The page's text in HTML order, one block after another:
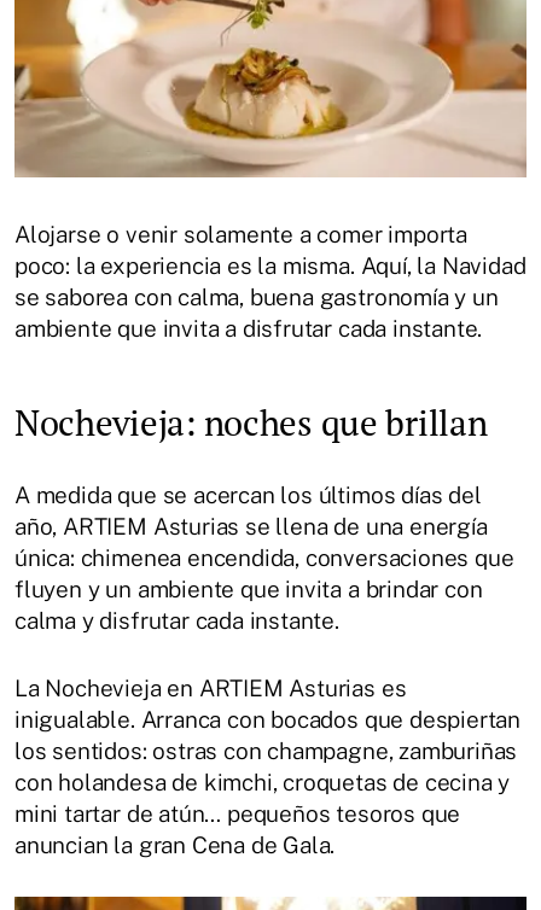
Alojarse o venir solamente a comer importa
poco: la experiencia es la misma. Aquí, la Navidad
se saborea con calma, buena gastronomía y un
ambiente que invita a disfrutar cada instante.
Nochevieja: noches que brillan
A medida que se acercan los últimos días del
año, ARTIEM Asturias se llena de una energía
única: chimenea encendida, conversaciones que
fluyen y un ambiente que invita a brindar con
calma y disfrutar cada instante.
La Nochevieja en ARTIEM Asturias es
inigualable. Arranca con bocados que despiertan
los sentidos: ostras con champagne, zamburiñas
con holandesa de kimchi, croquetas de cecina y
mini tartar de atún… pequeños tesoros que
anuncian la gran Cena de Gala.